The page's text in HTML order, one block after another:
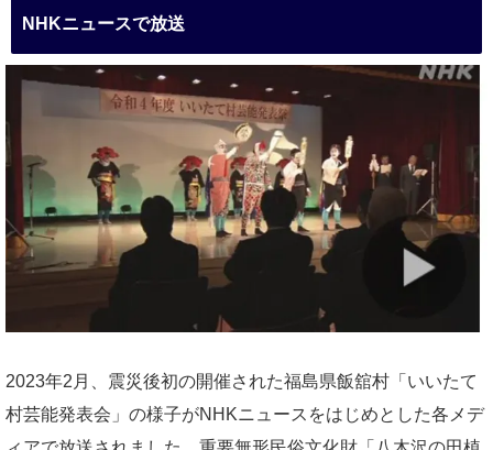
NHKニュースで放送
2023年2月、震災後初の開催された福島県飯舘村「いいたて
村芸能発表会」の様子がNHKニュースをはじめとした各メデ